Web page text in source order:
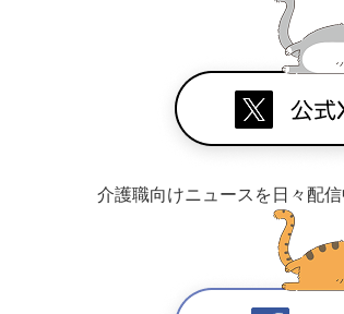
介護職向けニュースを日々配信